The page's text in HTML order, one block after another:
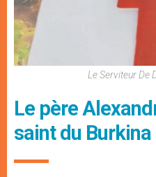
Le Serviteur De
Le père
saint du Burkina